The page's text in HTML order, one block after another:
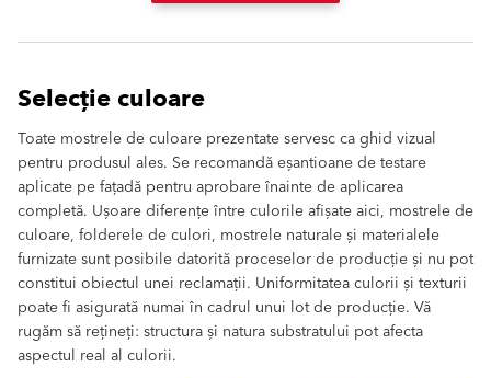
Selecție culoare
Toate mostrele de culoare prezentate servesc ca ghid vizual
pentru produsul ales. Se recomandă eșantioane de testare
aplicate pe fațadă pentru aprobare înainte de aplicarea
completă. Ușoare diferențe între culorile afișate aici, mostrele de
culoare, folderele de culori, mostrele naturale și materialele
furnizate sunt posibile datorită proceselor de producție și nu pot
constitui obiectul unei reclamații. Uniformitatea culorii și texturii
poate fi asigurată numai în cadrul unui lot de producție. Vă
rugăm să rețineți: structura și natura substratului pot afecta
aspectul real al culorii.